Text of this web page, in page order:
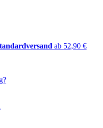
ab 52,90 €